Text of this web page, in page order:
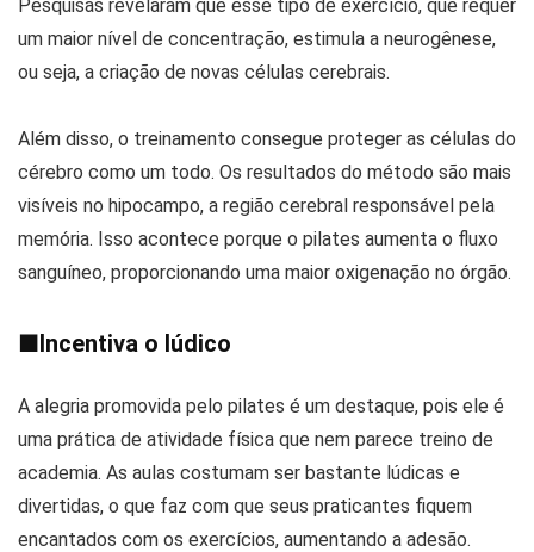
Pesquisas revelaram que esse tipo de exercício, que requer
um maior nível de concentração, estimula a neurogênese,
ou seja, a criação de novas células cerebrais.
Além disso, o treinamento consegue proteger as células do
cérebro como um todo. Os resultados do método são mais
visíveis no hipocampo, a região cerebral responsável pela
memória. Isso acontece porque o pilates aumenta o fluxo
sanguíneo, proporcionando uma maior oxigenação no órgão.
■Incentiva o lúdico
A alegria promovida pelo pilates é um destaque, pois ele é
uma prática de atividade física que nem parece treino de
academia. As aulas costumam ser bastante lúdicas e
divertidas, o que faz com que seus praticantes fiquem
encantados com os exercícios, aumentando a adesão.